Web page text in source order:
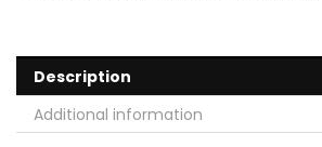
Description
Additional information